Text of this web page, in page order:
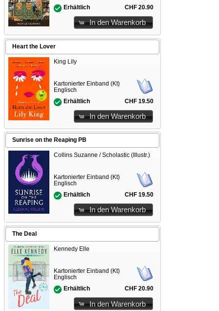
Erhältlich
CHF 20.90
In den Warenkorb
Heart the Lover
King Lily
Kartonierter Einband (Kt)
Englisch
Erhältlich
CHF 19.50
In den Warenkorb
Sunrise on the Reaping PB
Collins Suzanne / Scholastic (Illustr.)
Kartonierter Einband (Kt)
Englisch
Erhältlich
CHF 19.50
In den Warenkorb
The Deal
Kennedy Elle
Kartonierter Einband (Kt)
Englisch
Erhältlich
CHF 20.90
In den Warenkorb